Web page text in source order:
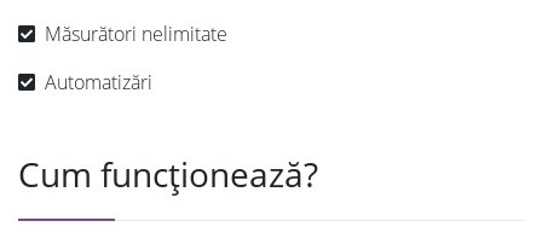
Măsurători nelimitate
Automatizări
Cum funcționează?